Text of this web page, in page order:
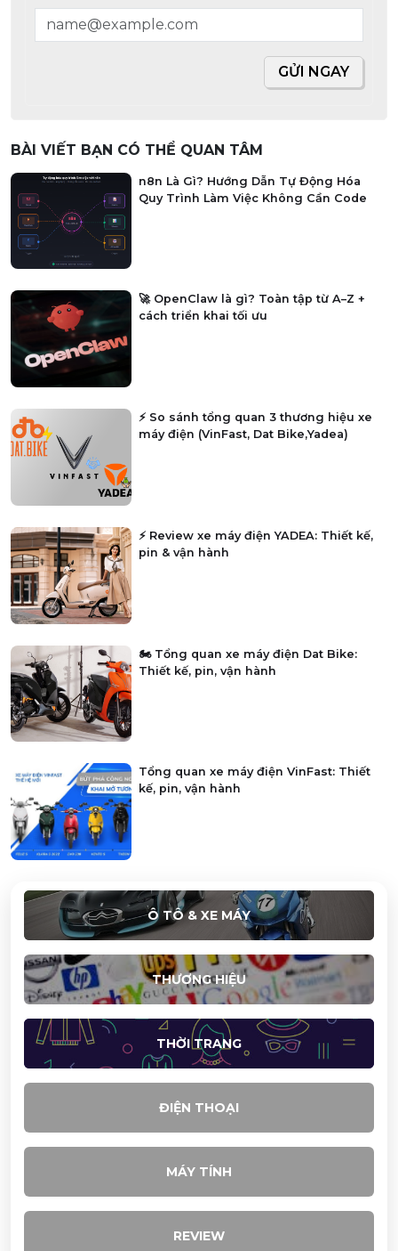
GỬI NGAY
BÀI VIẾT BẠN CÓ THỂ QUAN TÂM
n8n Là Gì? Hướng Dẫn Tự Động Hóa
Quy Trình Làm Việc Không Cần Code
🚀 OpenClaw là gì? Toàn tập từ A–Z +
cách triển khai tối ưu
⚡ So sánh tổng quan 3 thương hiệu xe
máy điện (VinFast, Dat Bike,Yadea)
⚡ Review xe máy điện YADEA: Thiết kế,
pin & vận hành
🏍️ Tổng quan xe máy điện Dat Bike:
Thiết kế, pin, vận hành
Tổng quan xe máy điện VinFast: Thiết
kế, pin, vận hành
Ô TÔ & XE MÁY
THƯƠNG HIỆU
THỜI TRANG
ĐIỆN THOẠI
MÁY TÍNH
REVIEW